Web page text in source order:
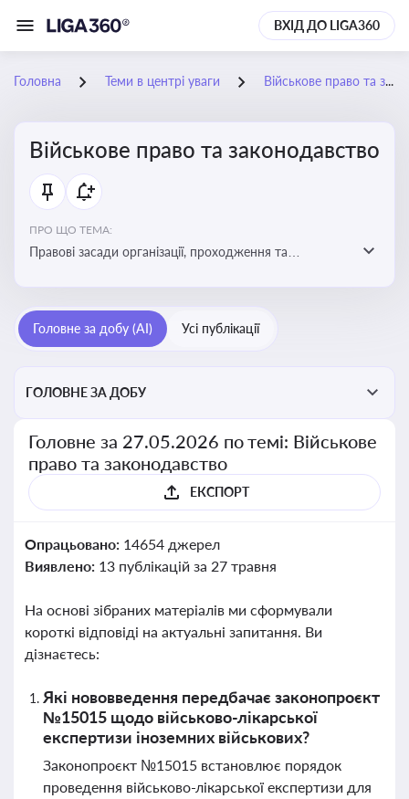
ВХІД ДО LIGA360
Головна Теми в центрі уваги Військове право та законодавство
Військове право та законодавство
ПРО ЩО ТЕМА:
Правові засади організації, проходження та
військовослужбовців у воєнний час
Головне за добу (AI) Усі публікації
ГОЛОВНЕ ЗА ДОБУ
Головне за 27.05.2026 по темі: Військове
право та законодавство
ЕКСПОРТ
Опрацьовано: 14654 джерел
Виявлено: 13 публікацій за 27 травня
На основі зібраних матеріалів ми сформували
короткі відповіді на актуальні запитання. Ви
дізнаєтесь:
Які нововведення передбачає законопроєкт
№15015 щодо військово-лікарської
експертизи іноземних військових?
Законопроєкт №15015 встановлює порядок
проведення військово-лікарської експертизи для